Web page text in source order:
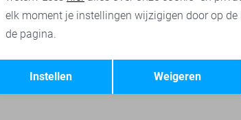
Terug
elk moment je instellingen wijzigigen door op
de pagina.
Weigeren
Instellen